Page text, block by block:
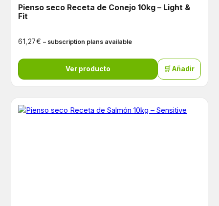
Pienso seco Receta de Conejo 10kg – Light &
Fit
61,27€ – subscription plans available
Ver producto 🛒 Añadir